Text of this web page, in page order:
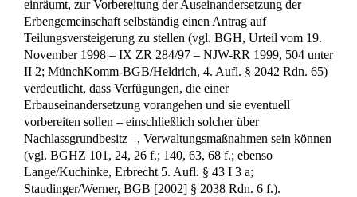
Nachlasses insgesamt (Muscheler, aaO 171). Auch zur
Erhaltung notwendige Maßregeln im Sinne des § 2038 Abs.
1 Satz 2 Halbs. 2 BGB können sowohl solche sein, die auf
Erhaltung des Nachlasses in seiner Gesamtheit abzielen, als
auch solche, die nur der Erhaltung bestimmter einzelner
Nachlassgegenstände dienen (BGHZ 6, 76, 80 f.). Damit
umfasst die Verweisung des § 2038 Abs. 2 Satz 1 BGB auf §
745 Abs. 3 BGB ebenso den Nachlass als Ganzen (vgl.
BGHZ 140, 63, 66 f.; MünchKomm-BGB/Heldrich, aaO;
Brox, aaO; Muscheler, aaO S. 225).
bb) Nicht gefolgt werden kann schließlich der Ansicht des